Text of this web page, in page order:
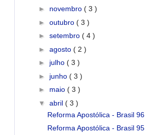
► novembro ( 3 )
► outubro ( 3 )
► setembro ( 4 )
► agosto ( 2 )
► julho ( 3 )
► junho ( 3 )
► maio ( 3 )
▼ abril ( 3 )
Reforma Apostólica - Brasil 96
Reforma Apostólica - Brasil 95